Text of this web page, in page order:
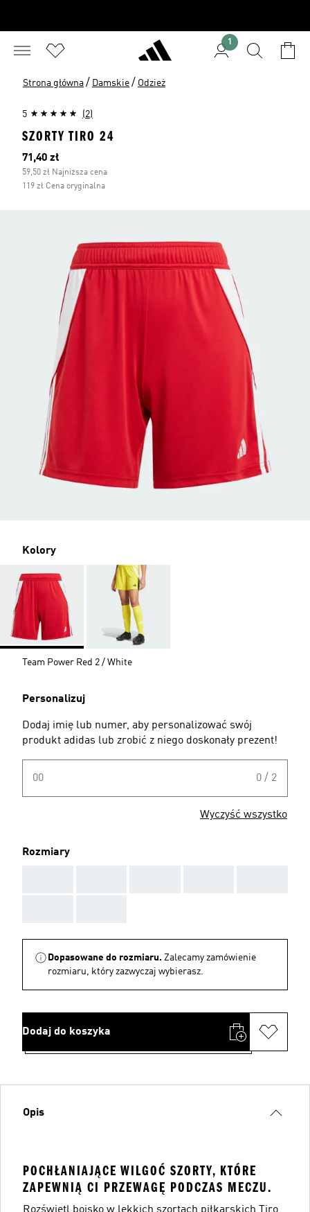
1
Strona główna / Damskie / Odzież
5 (2)
SZORTY TIRO 24
Bieżąca cena
71,40 zł
59,50 zł Najniższa cena
119 zł Cena oryginalna
Kolory
Team Power Red 2 / White
Personalizuj
Dodaj imię lub numer, aby personalizować swój
produkt adidas lub zrobić z niego doskonały prezent!
00 0 / 2
Wyczyść wszystko
Rozmiary
Dopasowane do rozmiaru. Zalecamy zamówienie
rozmiaru, który zazwyczaj wybierasz.
Dodaj do koszyka
Opis
POCHŁANIAJĄCE WILGOĆ SZORTY, KTÓRE
ZAPEWNIĄ CI PRZEWAGĘ PODCZAS MECZU.